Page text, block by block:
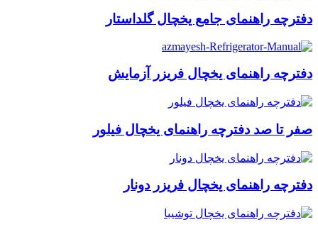
دفترچه راهنمای جامع یخچال گلداستار
دفترچه راهنمای یخچال فریزر آزمایش
صفر تا صد دفترچه راهنمای یخچال فیلور
دفترچه راهنمای یخچال فریزر دونار